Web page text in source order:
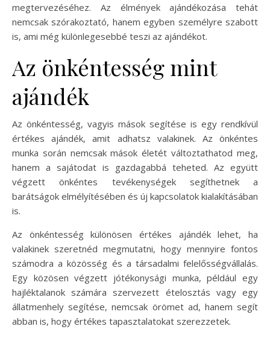
megtervezéséhez. Az élmények ajándékozása tehát
nemcsak szórakoztató, hanem egyben személyre szabott
is, ami még különlegesebbé teszi az ajándékot.
Az önkéntesség mint
ajándék
Az önkéntesség, vagyis mások segítése is egy rendkívül
értékes ajándék, amit adhatsz valakinek. Az önkéntes
munka során nemcsak mások életét változtathatod meg,
hanem a sajátodat is gazdagabbá teheted. Az együtt
végzett önkéntes tevékenységek segíthetnek a
barátságok elmélyítésében és új kapcsolatok kialakításában
is.
Az önkéntesség különösen értékes ajándék lehet, ha
valakinek szeretnéd megmutatni, hogy mennyire fontos
számodra a közösség és a társadalmi felelősségvállalás.
Egy közösen végzett jótékonysági munka, például egy
hajléktalanok számára szervezett ételosztás vagy egy
állatmenhely segítése, nemcsak örömet ad, hanem segít
abban is, hogy értékes tapasztalatokat szerezzetek.